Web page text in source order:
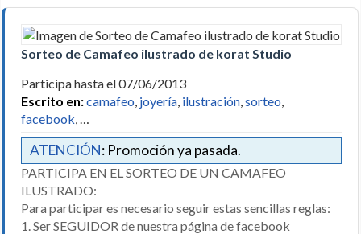
Sorteo de Camafeo ilustrado de korat Studio
Participa hasta el 07/06/2013
Escrito en:camafeo, joyería, ilustración,sorteo,
facebook, …
ATENCIÓN: Promoción ya pasada.
PARTICIPA EN EL SORTEO DE UN CAMAFEO
ILUSTRADO:
Para participar es necesario seguir estas sencillas reglas:
1. Ser SEGUIDOR de nuestra página de facebook